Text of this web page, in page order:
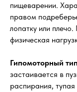
пищеварении.
правом
лопатку или
физическая
Гипомоторный тип
застаивается в
распирания,